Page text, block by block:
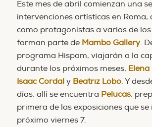
Este mes de abril comienzan una
intervenciones artísticas en Roma,
como protagonistas a varios de
forman parte de Mambo Gallery.
programa Hispam, viajarán a la
durante los próximos meses,
Isaac Cordaly Beatriz Lobo. Y
días, allí se encuentra Pelucas,
primera de las exposiciones que
próximo viernes 7.